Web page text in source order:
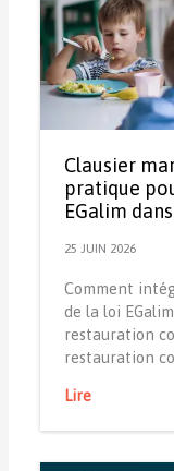
Clausier
pratique
EGalim
25 JUIN 2026
Comment
de la loi
restauration
restauration
Lire